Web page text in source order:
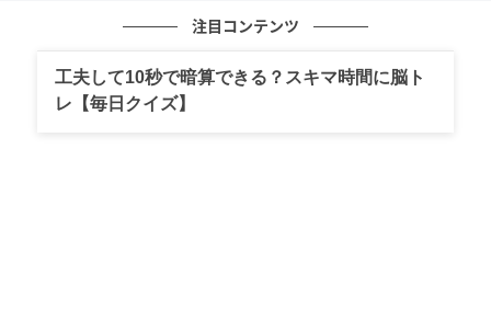
２．小鍋に、【１のペースト・砂糖】をいれて煮溶か
注目コンテンツ
工夫して10秒で暗算できる？スキマ時間に脳ト
レ【毎日クイズ】